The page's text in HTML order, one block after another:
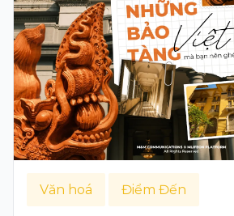
Văn hoá Điểm Đến